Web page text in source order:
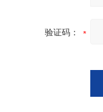
验证码：